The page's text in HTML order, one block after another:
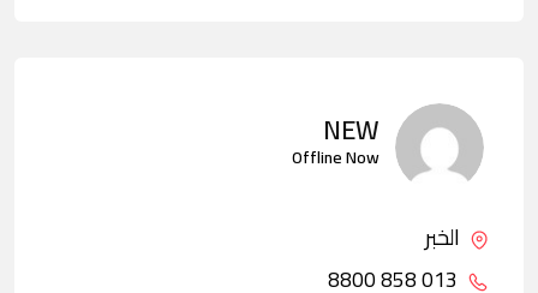
NEW
Offline Now
الخبر